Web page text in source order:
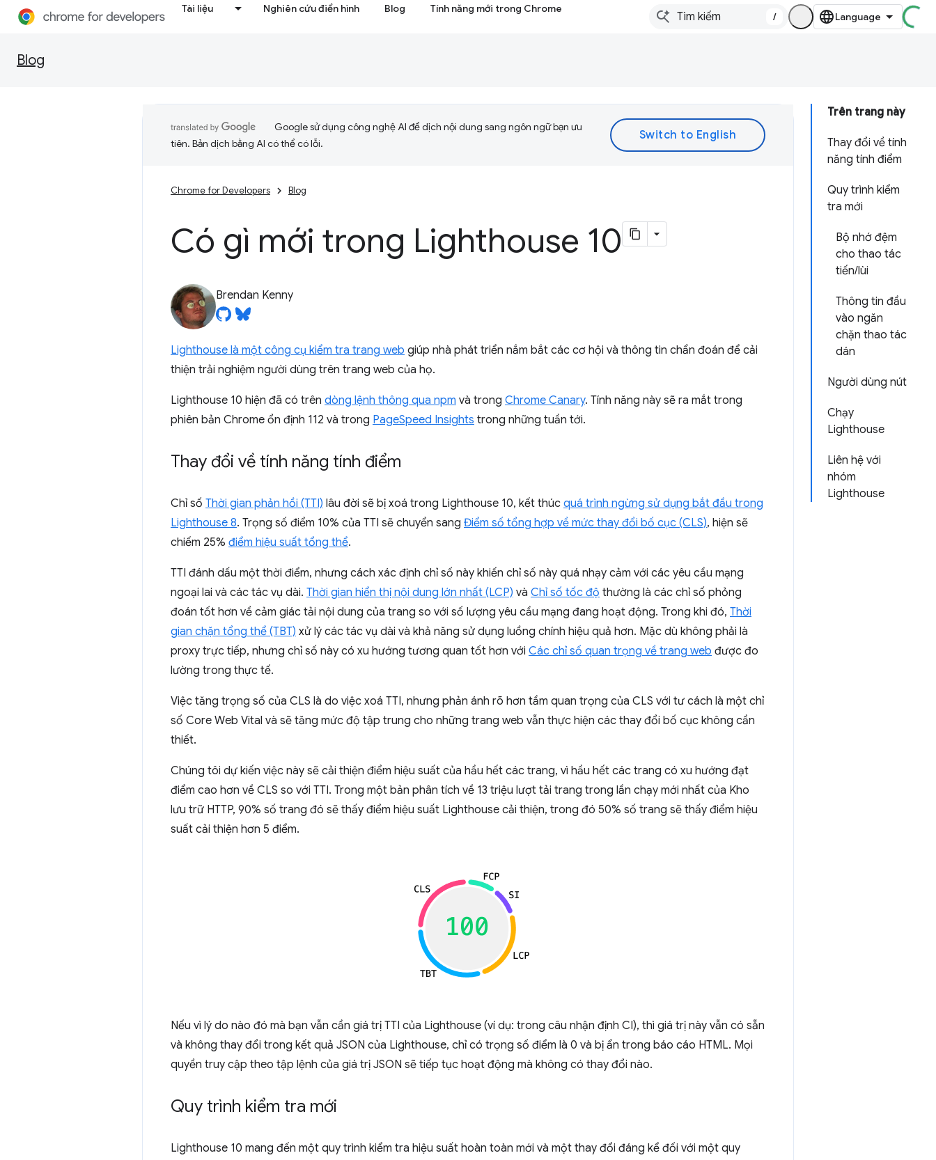
Tài liệu Nghiên cứu điển hình Blog Tính năng mới trong Chrome
/
Blog
Trên trang này
Thay đổi về tính
năng tính điểm
Quy trình kiểm
tra mới
Bộ nhớ đệm
cho thao tác
tiến/lùi
Thông tin đầu
vào ngăn
chặn thao tác
dán
Người dùng nút
Chạy
Lighthouse
Liên hệ với
nhóm
Lighthouse
Google sử dụng công nghệ AI để dịch nội dung sang ngôn ngữ bạn ưu
tiên. Bản dịch bằng AI có thể có lỗi.
Chrome for Developers Blog
Có gì mới trong Lighthouse 10
Brendan Kenny
Lighthouse là một công cụ kiểm tra trang web giúp nhà phát triển nắm bắt các cơ hội và thông tin chẩn đoán để cải
thiện trải nghiệm người dùng trên trang web của họ.
Lighthouse 10 hiện đã có trên dòng lệnh thông qua npm và trong Chrome Canary. Tính năng này sẽ ra mắt trong
phiên bản Chrome ổn định 112 và trong PageSpeed Insights trong những tuần tới.
Thay đổi về tính năng tính điểm
Chỉ số Thời gian phản hồi (TTI) lâu đời sẽ bị xoá trong Lighthouse 10, kết thúc quá trình ngừng sử dụng bắt đầu trong
Lighthouse 8. Trọng số điểm 10% của TTI sẽ chuyển sang Điểm số tổng hợp về mức thay đổi bố cục (CLS), hiện sẽ
chiếm 25% điểm hiệu suất tổng thể.
TTI đánh dấu một thời điểm, nhưng cách xác định chỉ số này khiến chỉ số này quá nhạy cảm với các yêu cầu mạng
ngoại lai và các tác vụ dài. Thời gian hiển thị nội dung lớn nhất (LCP) và Chỉ số tốc độ thường là các chỉ số phỏng
đoán tốt hơn về cảm giác tải nội dung của trang so với số lượng yêu cầu mạng đang hoạt động. Trong khi đó, Thời
gian chặn tổng thể (TBT) xử lý các tác vụ dài và khả năng sử dụng luồng chính hiệu quả hơn. Mặc dù không phải là
proxy trực tiếp, nhưng chỉ số này có xu hướng tương quan tốt hơn với Các chỉ số quan trọng về trang web được đo
lường trong thực tế.
Việc tăng trọng số của CLS là do việc xoá TTI, nhưng phản ánh rõ hơn tầm quan trọng của CLS với tư cách là một chỉ
số Core Web Vital và sẽ tăng mức độ tập trung cho những trang web vẫn thực hiện các thay đổi bố cục không cần
thiết.
Chúng tôi dự kiến việc này sẽ cải thiện điểm hiệu suất của hầu hết các trang, vì hầu hết các trang có xu hướng đạt
điểm cao hơn về CLS so với TTI. Trong một bản phân tích về 13 triệu lượt tải trang trong lần chạy mới nhất của Kho
lưu trữ HTTP, 90% số trang đó sẽ thấy điểm hiệu suất Lighthouse cải thiện, trong đó 50% số trang sẽ thấy điểm hiệu
suất cải thiện hơn 5 điểm.
Nếu vì lý do nào đó mà bạn vẫn cần giá trị TTI của Lighthouse (ví dụ: trong câu nhận định CI), thì giá trị này vẫn có sẵn
và không thay đổi trong kết quả JSON của Lighthouse, chỉ có trọng số điểm là 0 và bị ẩn trong báo cáo HTML. Mọi
quyền truy cập theo tập lệnh của giá trị JSON sẽ tiếp tục hoạt động mà không có thay đổi nào.
Quy trình kiểm tra mới
Lighthouse 10 mang đến một quy trình kiểm tra hiệu suất hoàn toàn mới và một thay đổi đáng kể đối với một quy